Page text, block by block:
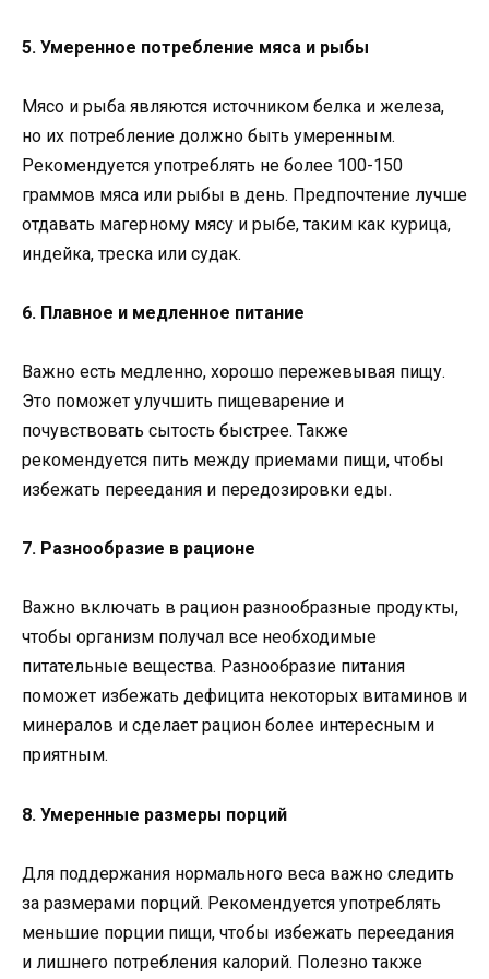
5. Умеренное потребление мяса и рыбы
Мясо и рыба являются источником белка и железа,
но их потребление должно быть умеренным.
Рекомендуется употреблять не более 100-150
граммов мяса или рыбы в день. Предпочтение лучше
отдавать магерному мясу и рыбе, таким как курица,
индейка, треска или судак.
6. Плавное и медленное питание
Важно есть медленно, хорошо пережевывая пищу.
Это поможет улучшить пищеварение и
почувствовать сытость быстрее. Также
рекомендуется пить между приемами пищи, чтобы
избежать переедания и передозировки еды.
7. Разнообразие в рационе
Важно включать в рацион разнообразные продукты,
чтобы организм получал все необходимые
питательные вещества. Разнообразие питания
поможет избежать дефицита некоторых витаминов и
минералов и сделает рацион более интересным и
приятным.
8. Умеренные размеры порций
Для поддержания нормального веса важно следить
за размерами порций. Рекомендуется употреблять
меньшие порции пищи, чтобы избежать переедания
и лишнего потребления калорий. Полезно также